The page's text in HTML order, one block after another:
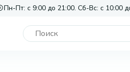
Пн-Пт: с 9:00 до 21:00. Сб-Вс: с 10:00